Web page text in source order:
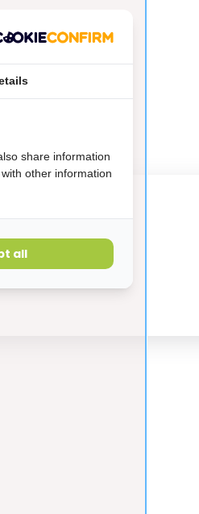
Clean Soft
share information
other information
all